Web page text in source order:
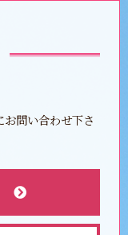
問い合わせ下さ